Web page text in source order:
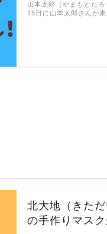
山本太郎（やまもとた
15日に山本太郎さんが
北大地（きた
の手作りマスク